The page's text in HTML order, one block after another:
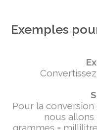
Exemples
Pour la
nous
grammes =